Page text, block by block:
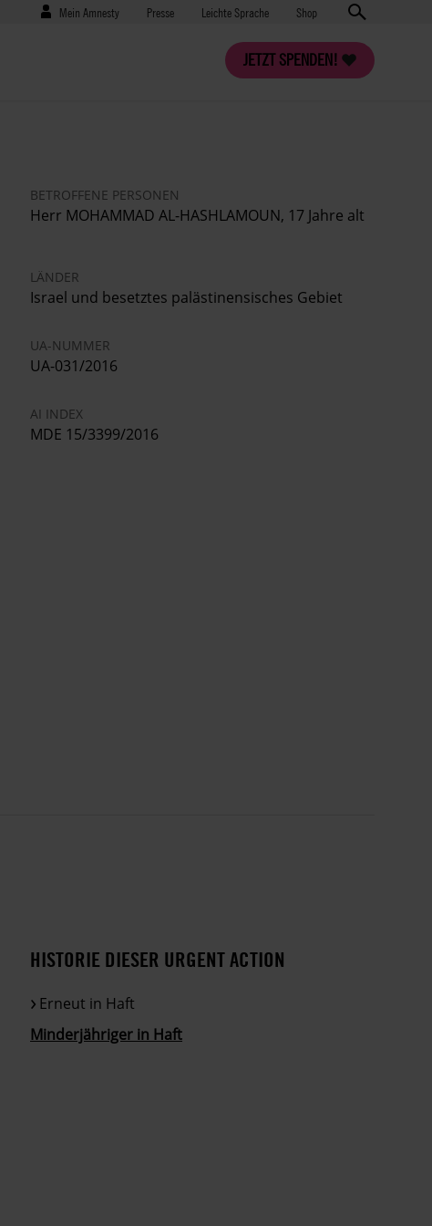
Benutzermenü
Mein Amnesty Presse
Presse Leichte Sprache Shop
JETZT SPENDEN!
BETROFFENE PERSONEN
Herr MOHAMMAD AL-HASHLAMOUN, 17 Jahre alt
LÄNDER
Israel und besetztes palästinensisches Gebiet
UA-NUMMER
UA-031/2016
AI INDEX
MDE 15/3399/2016
HISTORIE DIESER URGENT ACTION
Erneut in Haft
Minderjähriger in Haft